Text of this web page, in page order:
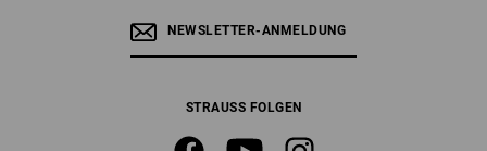
NEWSLETTER-ANMELDUNG
STRAUSS FOLGEN